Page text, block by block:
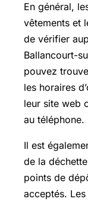
En général,
vêtements et
de vérifier
Ballancourt-
pouvez
les horaires
leur site web
au téléphone.
Il est
de la
points de
acceptés.